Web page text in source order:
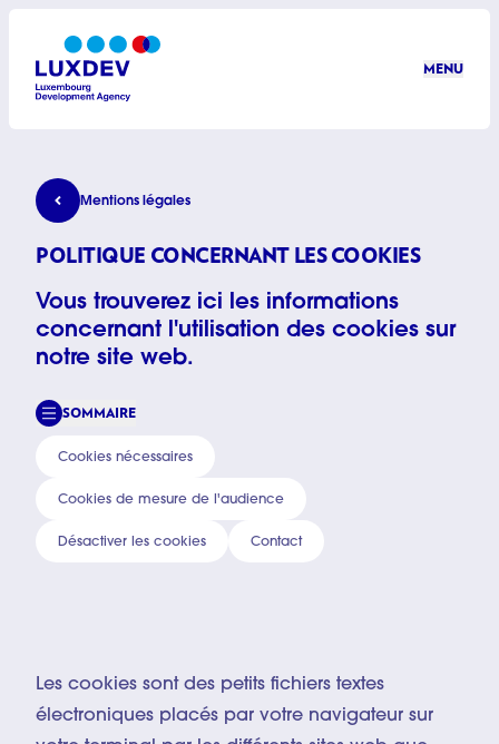
MENU
Politique concernant les cookies
Mentions légales
POLITIQUE CONCERNANT LES COOKIES
Vous trouverez ici les informations
concernant l'utilisation des cookies sur
notre site web.
SOMMAIRE
Cookies nécessaires
Cookies de mesure de l'audience
Désactiver les cookies Contact
Les cookies sont des petits fichiers textes
électroniques placés par votre navigateur sur